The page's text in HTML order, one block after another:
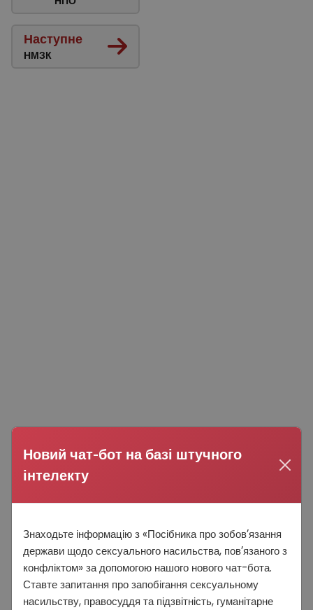
Наступне
НМЗК
Новий чат-бот на базі штучного
інтелекту
Знаходьте інформацію з «Посібника про зобовʼязання
держави щодо сексуального насильства, повʼязаного з
конфліктом» за допомогою нашого нового чат-бота.
Ставте запитання про запобігання сексуальному
насильству, правосуддя та підзвітність, гуманітарне